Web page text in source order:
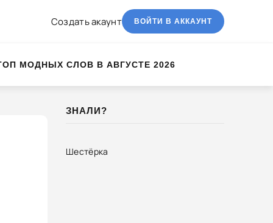
Создать акаунт ВОЙТИ В АККАУНТ
МОДНЫХ СЛОВ В АВГУСТЕ 2026
ЗНАЛИ?
Шестёрка